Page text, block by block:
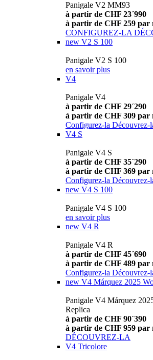
Panigale V2 MM93
à partir de CHF 23´990
à partir de CHF 259 par
CONFIGUREZ-LA
new V2 S 100
Panigale V2 S 100
en savoir plus
V4
Panigale V4
à partir de CHF 29´290
à partir de CHF 309 par
Configurez-la Découvrez-
V4 S
Panigale V4 S
à partir de CHF 35´290
à partir de CHF 369 par
Configurez-la Découvrez-
new V4 S 100
Panigale V4 S 100
en savoir plus
new V4 R
Panigale V4 R
à partir de CHF 45´690
à partir de CHF 489 par
Configurez-la Découvrez-
new V4 Márquez 2025
Panigale V4 Márquez
Replica
à partir de CHF 90´390
à partir de CHF 959 par
DÉCOUVREZ-LA
V4 Tricolore